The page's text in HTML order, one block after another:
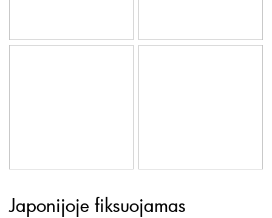
Japonijoje fiksuojamas